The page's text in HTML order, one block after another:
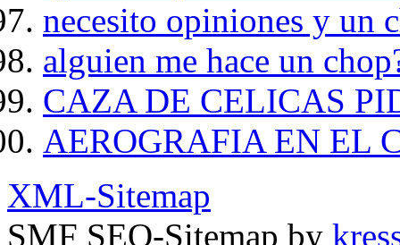
necesito opiniones y un
alguien me hace un
CAZA DE CELICAS
AEROGRAFIA EN EL
XML-Sitemap
SMF SEO-Sitemap by